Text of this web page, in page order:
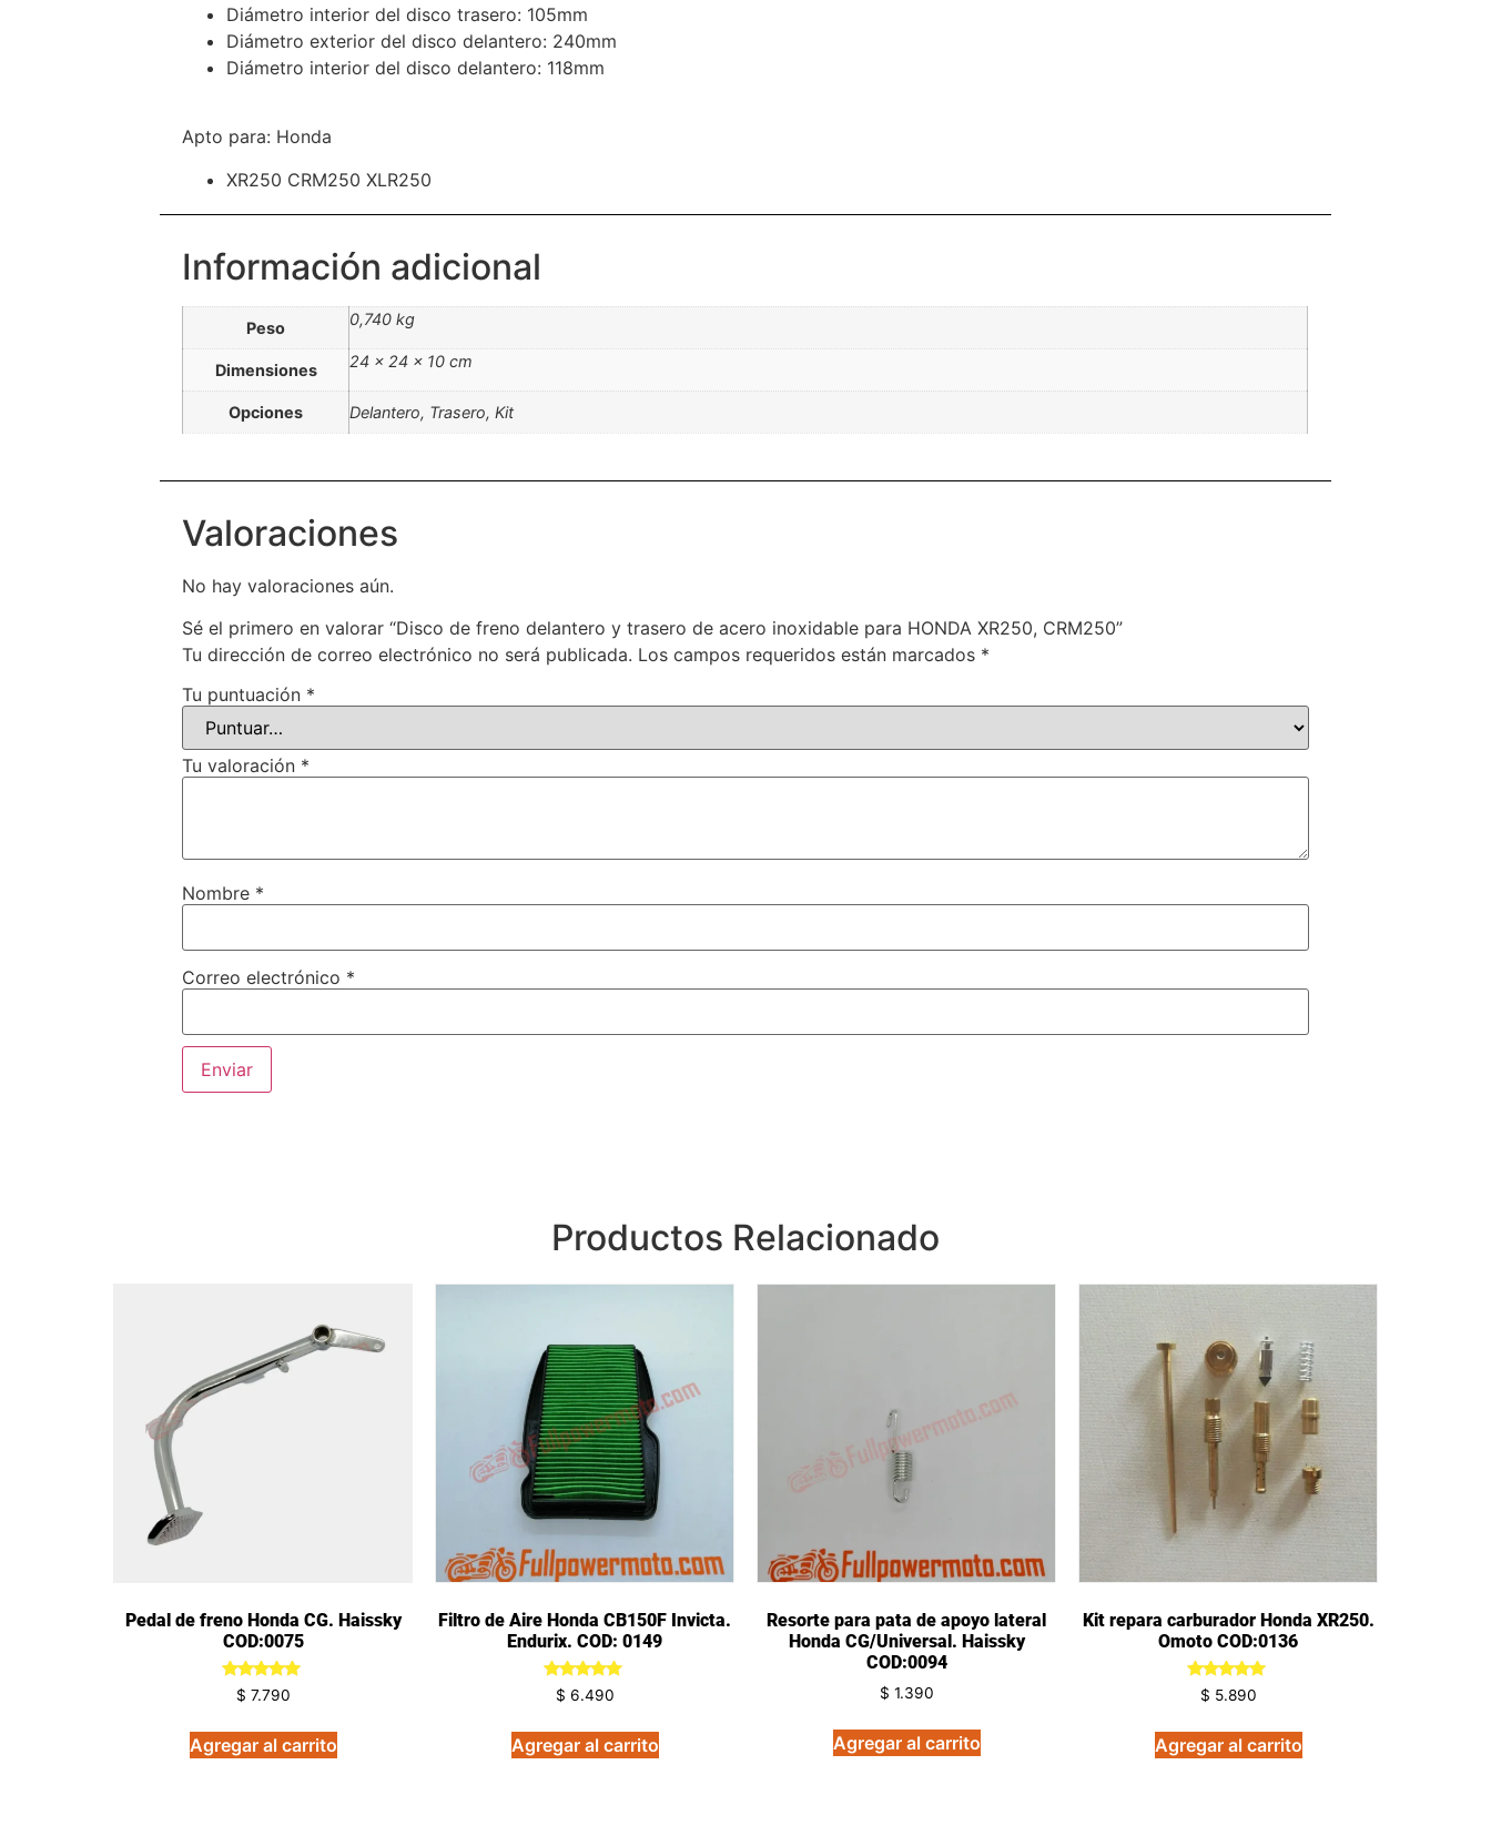
Diámetro interior del disco trasero: 105mm
Diámetro exterior del disco delantero: 240mm
Diámetro interior del disco delantero: 118mm
Apto para: Honda
XR250 CRM250 XLR250
Información adicional
Peso 0,740 kg
Dimensiones 24 × 24 × 10 cm
Opciones Delantero, Trasero, Kit
Valoraciones
No hay valoraciones aún.
Sé el primero en valorar “Disco de freno delantero y trasero de acero inoxidable para HONDA XR250, CRM250”
Tu dirección de correo electrónico no será publicada. Los campos requeridos están marcados *
Tu puntuación *
Tu valoración *
Nombre *
Correo electrónico *
Productos Relacionado
Pedal de freno Honda CG. Haissky
COD:0075
Valorado
en
de 5
$ 7.790
Agregar al carrito
Filtro de Aire Honda CB150F Invicta.
Endurix. COD: 0149
Valorado
en
de 5
$ 6.490
Agregar al carrito
Resorte para pata de apoyo lateral
Honda CG/Universal. Haissky
COD:0094
$ 1.390
Agregar al carrito
Kit repara carburador Honda XR250.
Omoto COD:0136
Valorado
en
de 5
$ 5.890
Agregar al carrito